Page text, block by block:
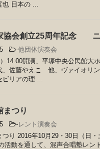
也 日本の ...
協会創立25周年記念 ニ
-他団体演奏会
14:00開演、平塚中央公民館
、佐藤やえこ 他、ヴァイオリ
ビリアの理 ...
まつり
-レント演奏会
つり 2016年10月29・30日（日
活動を通して、混声合唱塾レン